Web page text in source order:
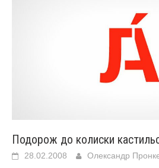
Подорож до колиски
28.02.2008 Олександр